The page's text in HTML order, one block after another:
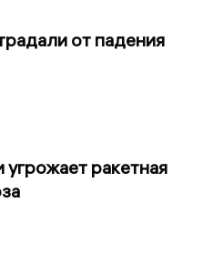
от падения
ракетная